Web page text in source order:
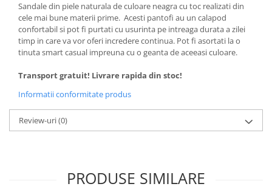
Sandale din piele naturala de culoare neagra cu toc realizati din
cele mai bune materii prime. Acesti pantofi au un calapod
confortabil si pot fi purtati cu usurinta pe intreaga durata a zilei
timp in care va vor oferi incredere continua. Pot fi asortati la o
tinuta smart casual impreuna cu o geanta de aceeasi culoare.
Transport gratuit! Livrare rapida din stoc!
Informatii conformitate produs
Review-uri(0)
PRODUSE SIMILARE